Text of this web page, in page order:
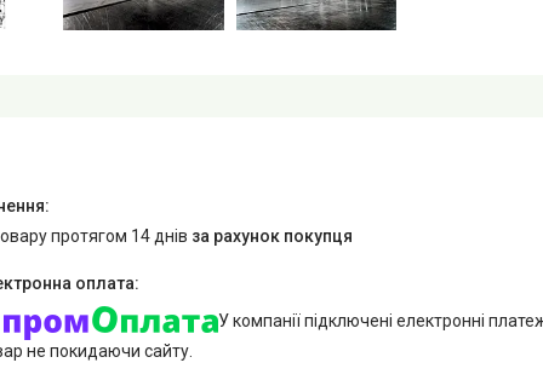
протягом 14 днів за рахунок покупця
У компанії підключені електронні
не покидаючи сайту.